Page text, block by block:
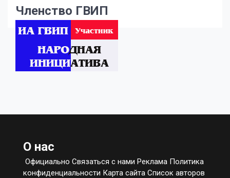
Членство ГВИП
О нас
Официально Связаться с нами Реклама Политика
конфиденциальности Карта сайта Список авторов